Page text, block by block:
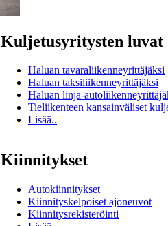
Kuljetusyritysten luvat
Haluan tavaraliikenneyrittäjäksi
Haluan taksiliikenneyrittäjäksi
Haluan linja-
Tieliikenteen kansainväliset
Lisää..
Kiinnitykset
Autokiinnitykset
Kiinnityskelpoiset ajoneuvot
Kiinnitysrekisteröinti